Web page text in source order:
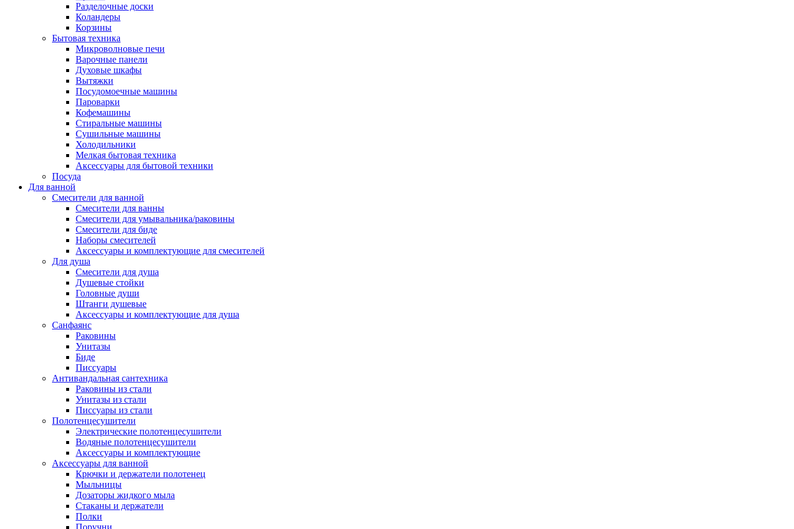
Разделочные доски
Коландеры
Корзины
Бытовая техника
Микроволновые печи
Варочные панели
Духовые шкафы
Вытяжки
Посудомоечные машины
Пароварки
Кофемашины
Стиральные машины
Сушильные машины
Холодильники
Мелкая бытовая техника
Аксессуары для бытовой техники
Посуда
Для ванной
Смесители для ванной
Смесители для ванны
Смесители для умывальника/раковины
Смесители для биде
Наборы смесителей
Аксессуары и комплектующие для смесителей
Для душа
Смесители для душа
Душевые стойки
Головные души
Штанги душевые
Аксессуары и комплектующие для душа
Санфаянс
Раковины
Унитазы
Биде
Писсуары
Антивандальная сантехника
Раковины из стали
Унитазы из стали
Писсуары из стали
Полотенцесушители
Электрические полотенцесушители
Водяные полотенцесушители
Аксессуары и комплектующие
Аксессуары для ванной
Крючки и держатели полотенец
Мыльницы
Дозаторы жидкого мыла
Стаканы и держатели
Полки
Поручни